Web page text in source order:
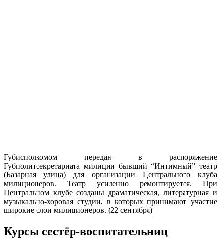
Губисполкомом передан в распоряжение
Губполитсекретариата милиции бывший “Интимный” театр
(Базарная улица) для организации Центрального клуба
милиционеров. Театр усиленно ремонтируется. При
Центральном клубе созданы драматическая, литературная и
музыкально-хоровая студии, в которых принимают участие
широкие слои милиционеров. (22 сентября)
Курсы сестёр-воспитательниц